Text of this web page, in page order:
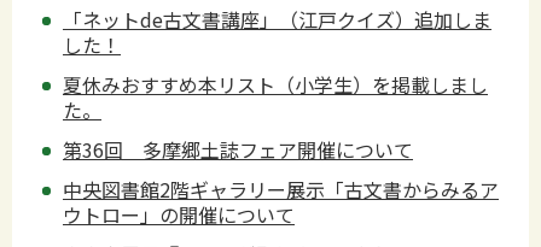
「ネットde古文書講座」（江戸クイズ）追加しま
した！
夏休みおすすめ本リスト（小学生）を掲載しまし
た。
第36回 多摩郷土誌フェア開催について
中央図書館2階ギャラリー展示「古文書からみるア
ウトロー」の開催について